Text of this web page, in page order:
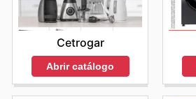
Cetrogar
Abrir catálogo